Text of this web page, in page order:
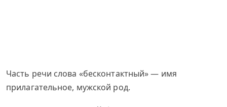
Часть речи слова «бесконтактный» — имя
прилагательное, мужской род.